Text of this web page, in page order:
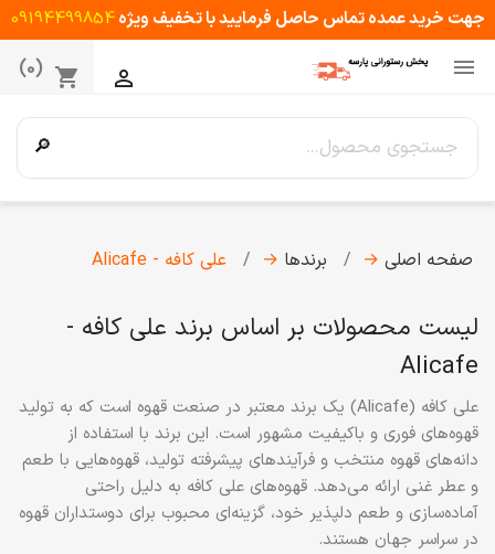
جهت خرید عمده تماس حاصل فرمایید با تخفیف ویژه09194499854

shopping_cart
(0) 
🔎
صفحه اصلی → برندها → علی کافه - Alicafe
لیست محصولات بر اساس برند علی کافه -
Alicafe
علی کافه
(Alicafe) یک برند معتبر در صنعت قهوه است که به تولید
قهوه‌های فوری و باکیفیت مشهور است. این برند با استفاده از
دانه‌های قهوه منتخب و فرآیندهای پیشرفته تولید، قهوه‌هایی با طعم
و عطر غنی ارائه می‌دهد. قهوه‌های علی کافه به دلیل راحتی
آماده‌سازی و طعم دلپذیر خود، گزینه‌ای محبوب برای دوستداران قهوه
در سراسر جهان هستند.